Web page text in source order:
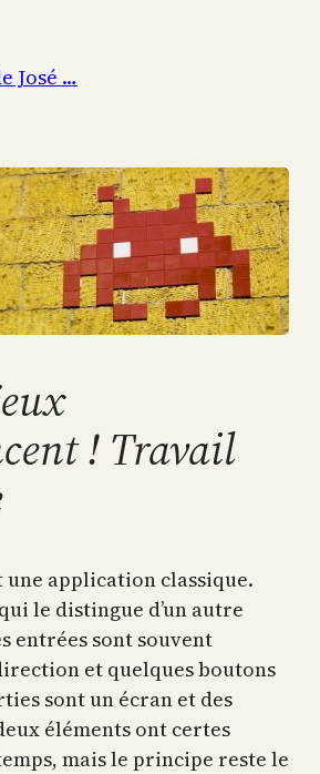
José …
! Travail
une application classique.
qui le distingue d’un autre
entrées sont souvent
et quelques boutons
sont un écran et des
éléments ont certes
mais le principe reste le